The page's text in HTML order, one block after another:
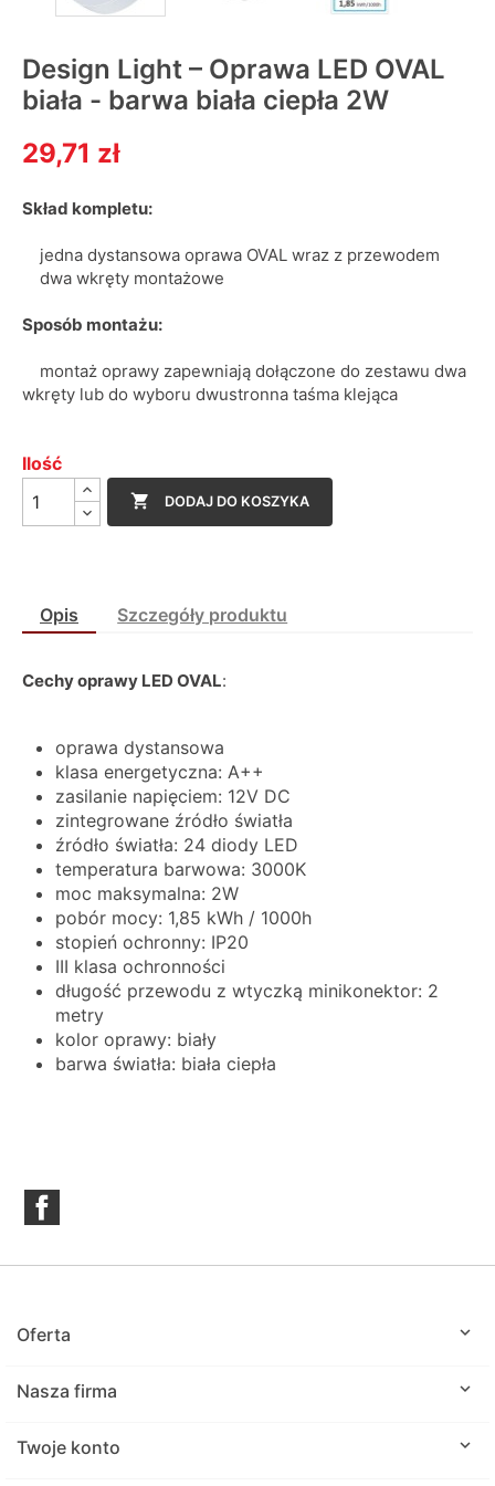
Design Light – Oprawa LED OVAL
biała - barwa biała ciepła 2W
29,71 zł
Skład kompletu:
jedna dystansowa oprawa OVAL wraz z przewodem
dwa wkręty montażowe
Sposób montażu:
montaż oprawy zapewniają dołączone do zestawu dwa
wkręty lub do wyboru dwustronna taśma klejąca
Ilość
 DODAJ DO KOSZYKA
Opis Szczegóły produktu
Cechy oprawy LED OVAL:
oprawa dystansowa
klasa energetyczna: A++
zasilanie napięciem: 12V DC
zintegrowane źródło światła
źródło światła: 24 diody LED
temperatura barwowa: 3000K
moc maksymalna: 2W
pobór mocy: 1,85 kWh / 1000h
stopień ochronny: IP20
III klasa ochronności
długość przewodu z wtyczką minikonektor: 2
metry
kolor oprawy: biały
barwa światła: biała ciepła
Oferta 
Nasza firma 
Twoje konto 